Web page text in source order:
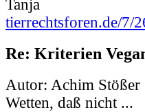
Tanja
tierrechtsforen.de/7/
Re: Kriterien
Autor: Achim Stößer
Wetten, daß nicht ...